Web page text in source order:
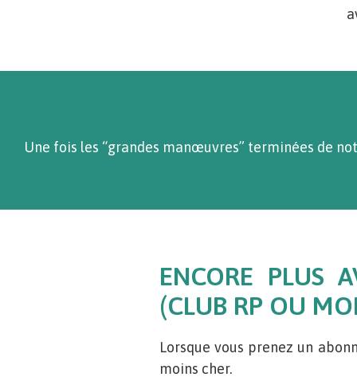
Une fois les “grandes manœuvres” terminées de
ENCORE PLUS
(CLUB RP OU
Lorsque vous prenez un
moins cher.